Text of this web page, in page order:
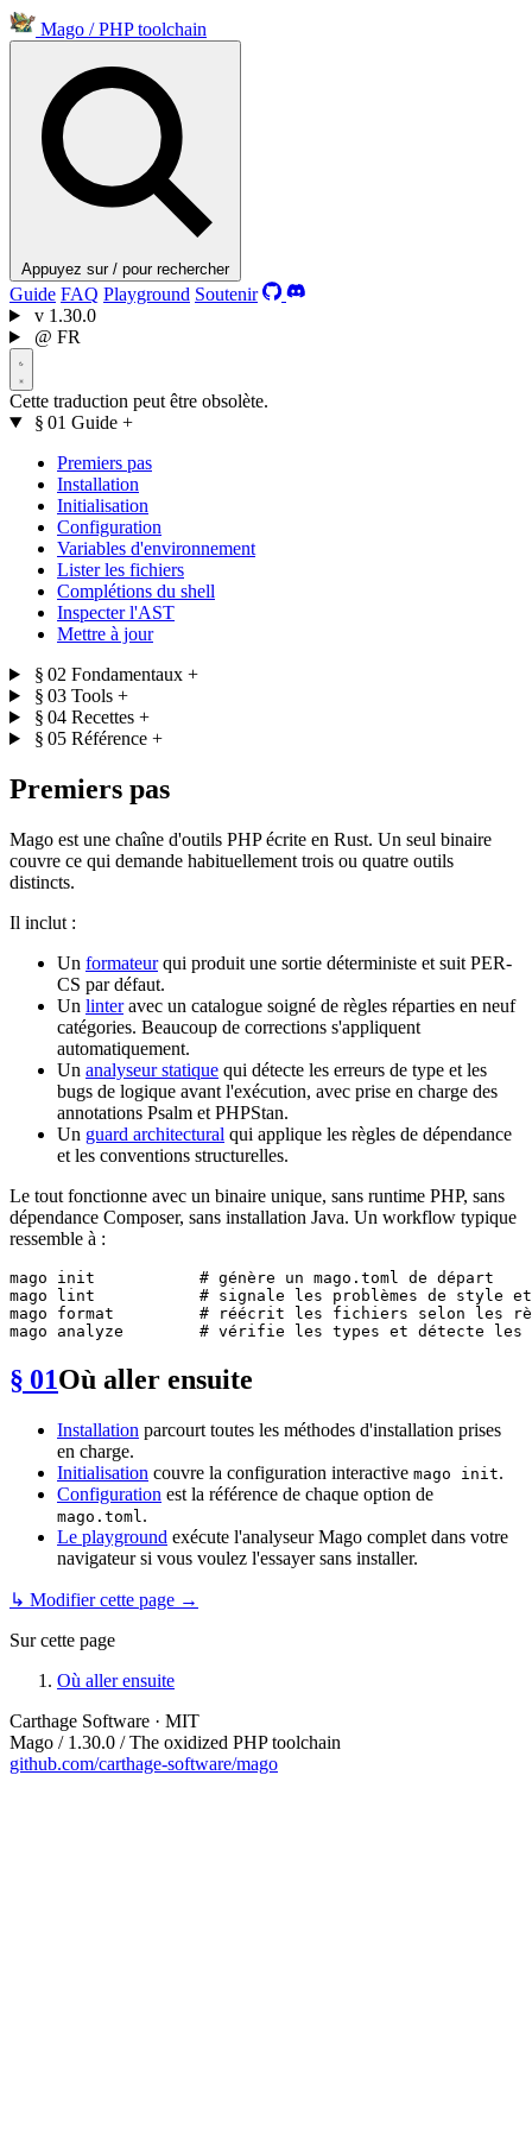
Mago / PHP toolchain
Appuyez sur / pour rechercher
Guide FAQ Playground Soutenir
v 1.30.0
@ FR
Cette traduction peut être obsolète.
§ 01 Guide +
Premiers pas
Installation
Initialisation
Configuration
Variables d'environnement
Lister les fichiers
Complétions du shell
Inspecter l'AST
Mettre à jour
§ 02 Fondamentaux +
§ 03 Tools +
§ 04 Recettes +
§ 05 Référence +
Premiers pas
Mago est une chaîne d'outils PHP écrite en Rust. Un seul binaire
couvre ce qui demande habituellement trois ou quatre outils
distincts.
Il inclut :
Un formateurqui produit une sortie déterministe et suit PER-
CS par défaut.
Un linteravec un catalogue soigné de règles réparties en neuf
catégories. Beaucoup de corrections s'appliquent
automatiquement.
Un analyseur statique qui détecte les erreurs de type et les
bugs de logique avant l'exécution, avec prise en charge des
annotations Psalm et PHPStan.
Un guard architectural qui applique les règles de dépendance
et les conventions structurelles.
Le tout fonctionne avec un binaire unique, sans runtime PHP, sans
dépendance Composer, sans installation Java. Un workflow typique
ressemble à :
mago init # génère un mago.toml de départ
mago lint # signale les problèmes de style
mago format # réécrit les fichiers selon les
mago analyze # vérifie les types et détecte les
§ 01Où aller ensuite
Installation parcourt toutes les méthodes d'installation prises
en charge.
Initialisation couvre la configuration interactive mago init.
Configuration est la référence de chaque option de
mago.toml .
Le playground exécute l'analyseur Mago complet dans votre
navigateur si vous voulez l'essayer sans installer.
↳ Modifier cette page →
Sur cette page
Où aller ensuite
Carthage Software · MIT
Mago / 1.30.0 / The oxidized PHP toolchain
github.com/carthage-software/mago